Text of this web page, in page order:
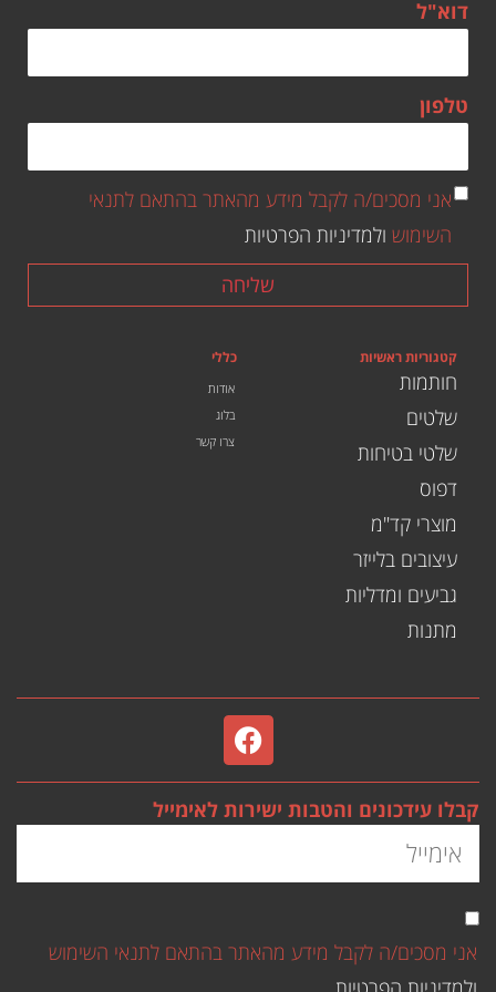
דוא"ל
טלפון
אני מסכים/ה לקבל מידע מהאתר בהתאם לתנאי
השימוש ולמדיניות הפרטיות
שליחה
קטגוריות ראשיות
חותמות
שלטים
שלטי בטיחות
דפוס
מוצרי קד"מ
עיצובים בלייזר
גביעים ומדליות
מתנות
כללי
אודות
בלוג
צרו קשר
קבלו עידכונים והטבות ישירות לאימייל
אני מסכים/ה לקבל מידע מהאתר בהתאם לתנאי השימוש